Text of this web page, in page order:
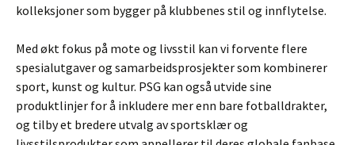
kolleksjoner som bygger på klubbenes stil og innflytelse.
Med økt fokus på mote og livsstil kan vi forvente flere
spesialutgaver og samarbeidsprosjekter som kombinerer
sport, kunst og kultur. PSG kan også utvide sine
produktlinjer for å inkludere mer enn bare fotballdrakter,
og tilby et bredere utvalg av sportsklær og